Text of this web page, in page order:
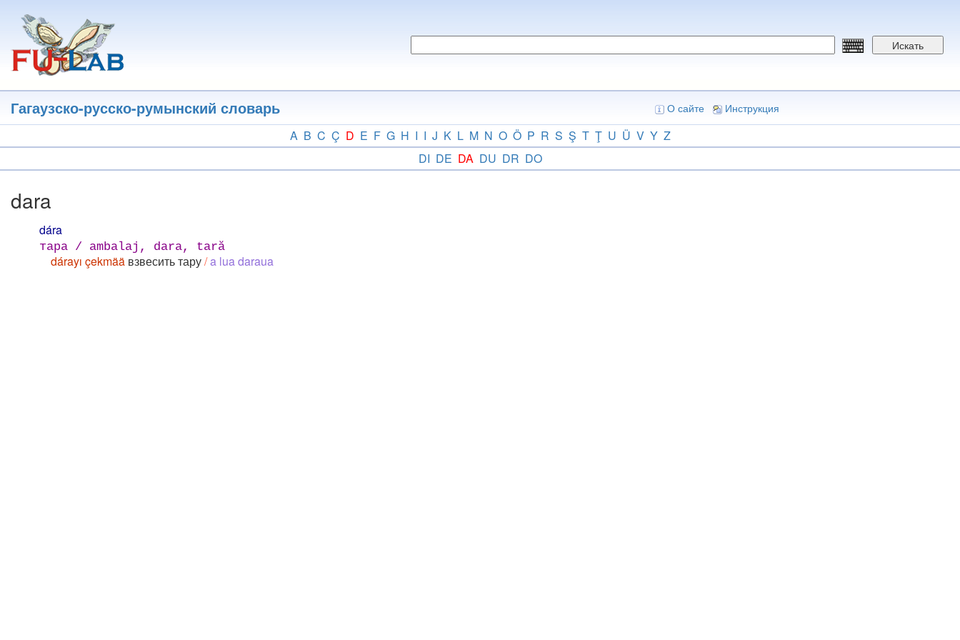
основному
содержанию
Искать
Гагаузско-русско-румынский словарь О сайте Инструкция
A B C Ç D E F G H I I J K L M N O Ö P R S Ş T Ţ U Ü V Y Z
DI DE DA DU DR DO
dara
dára
тара / ambalaj, dara, tară
dárayı çekmää взвесить тару/a lua daraua